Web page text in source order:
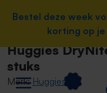
hoofdinhoud
Bestel deze week
korting op je
Bestel deze week
korting op je
HomeGezondheid
Incontinentie
Huggies
stuks
Merk: Huggies